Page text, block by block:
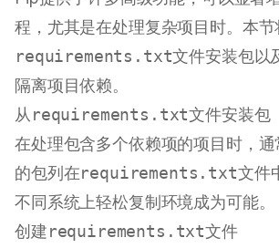
程，尤其是在处理复杂项目时。本
requirements.txt文件安装包以
隔离项目依赖。
从 requirements.txt文件安装包
在处理包含多个依赖项的项目时，
的包列在requirements.txt文件
不同系统上轻松复制环境成为可能。
创建requirements.txt文件